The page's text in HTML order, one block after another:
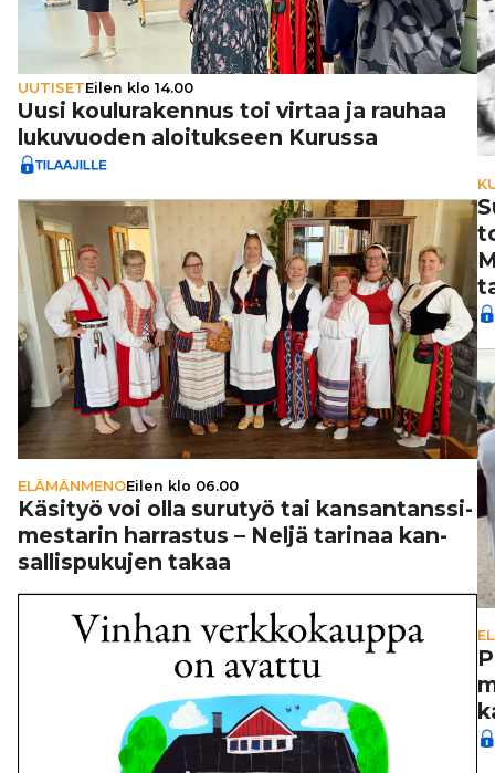
UUTISETEilen klo 14.00
Uusi kou­lu­ra­ken­nus toi virtaa ja rauhaa
luku­vuo­den aloi­tuk­seen Kurussa
ELÄMÄNMENOEilen klo 06.00
Käsityö voi olla surutyö tai kan­san­tans­si­
mes­ta­rin harrastus – Neljä tarinaa kan­
sal­lis­pu­ku­jen takaa